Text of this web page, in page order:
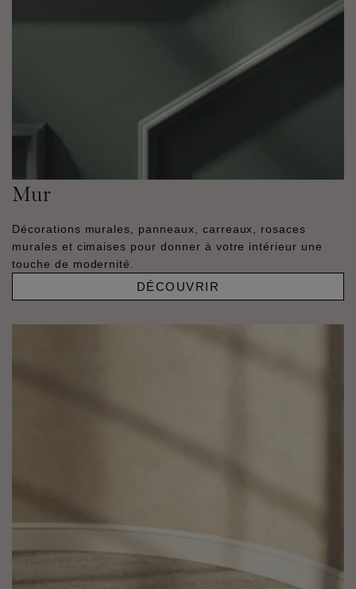
Mur
Décorations murales, panneaux, carreaux, rosaces
murales et cimaises pour donner à votre intérieur une
touche de modernité.
DÉCOUVRIR